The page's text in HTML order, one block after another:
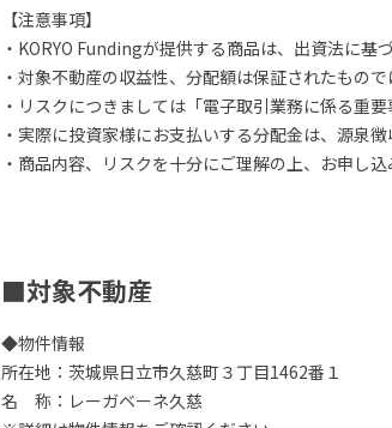
【注意事項】
・KORYO Fundingが提供する商品は、出資法に基
・対象不動産の収益性、分配額は保証されたもの
・リスクにつきましては「電子取引業務に係る重
・実際に投資家様にお支払いする分配金は、源泉
・商品内容、リスクを十分にご理解の上、お申し込
■対象不動産
◆物件情報
所在地：茨城県日立市久慈町３丁目1462番１
名 称：レーガベーネ久慈